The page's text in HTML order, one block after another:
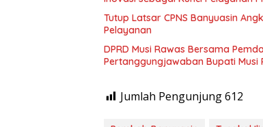
Tutup Latsar CPNS Banyuasin
Pelayanan
DPRD Musi Rawas Bersama
Pertanggungjawaban Bupati Musi
Jumlah Pengunjung612